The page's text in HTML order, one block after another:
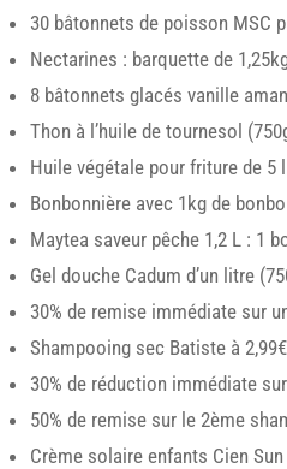
30 bâtonnets de poisson MSC
Nectarines : barquette de
8 bâtonnets glacés vanille
Thon à l’huile de tournesol
Huile végétale pour friture de 5
Bonbonnière avec 1kg de
Maytea saveur pêche 1,2 L : 1
Gel douche Cadum d’un litre
30% de remise immédiate sur
Shampooing sec Batiste à
30% de réduction immédiate
50% de remise sur le 2ème
Crème solaire enfants Cien